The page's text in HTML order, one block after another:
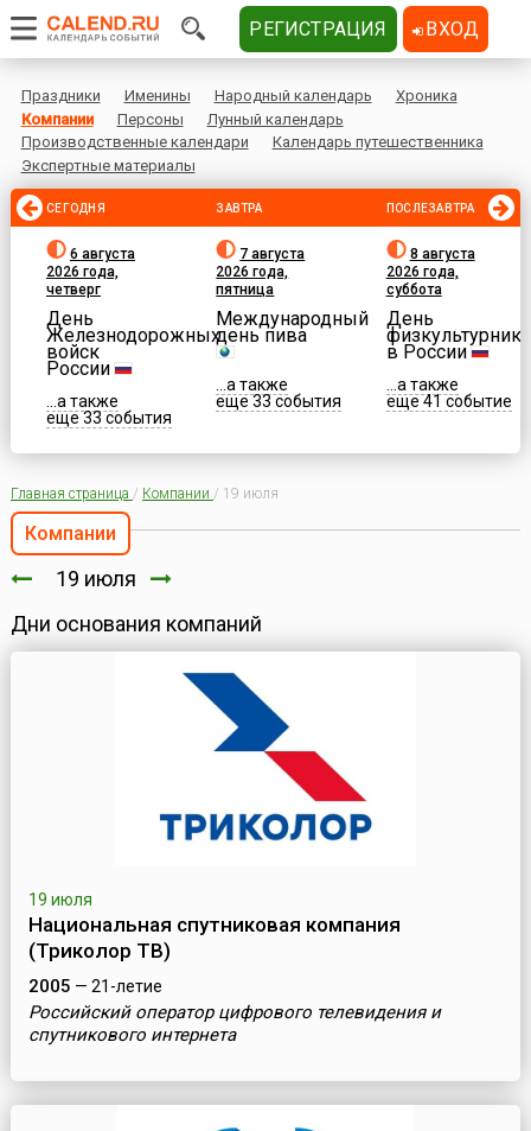
Праздники Именины Народный календарь
Хроника
Компании
Персоны
Лунный календарь
Производственные календари
Календарь путешественника
Экспертные материалы
СЕГОДНЯ
6 августа
2026 года,
четверг
День
Железнодорожных
войск
России
...а также
еще 33 события
ЗАВТРА
7 августа
2026 года,
пятница
Международный
день пива
...а также
еще 33 события
ПОСЛЕЗАВТРА
8 августа
2026 года,
суббота
День
физкультурника
в России
...а также
еще 41 событие
Главная страница / Компании / 19 июля
Компании
19 июля
Дни основания компаний
19 июля
Национальная спутниковая компания
(Триколор ТВ)
2005 — 21-летие
Российский оператор цифрового телевидения и
спутникового интернета
РЕГИСТРАЦИЯ ВХОД